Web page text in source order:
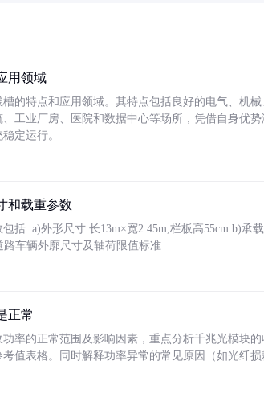
用领域
的特点和应用领域。其特点包括良好的电气、机
工业厂房、医院和数据中心等场所，凭借自身优
定运行。
和载重参数
括: a)外形尺寸:长13m×宽2.45m,栏板高55cm b)承
路车辆外廓尺寸及轴荷限值标准
正常
率的正常范围及影响因素，重点分析千兆光模块
值表格。同时解释功率异常的常见原因（如光纤